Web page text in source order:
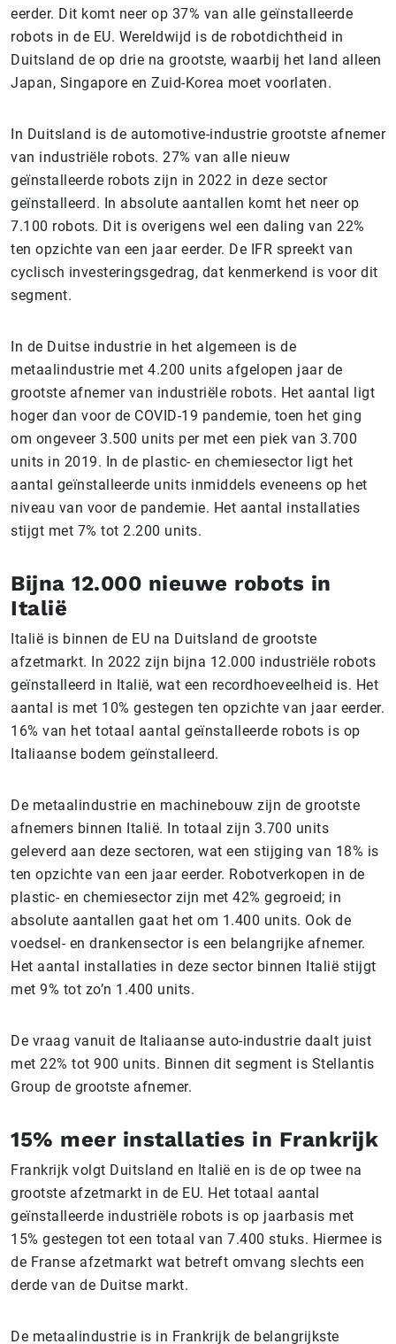
eerder. Dit komt neer op 37% van alle geïnstalleerde
robots in de EU. Wereldwijd is de robotdichtheid in
Duitsland de op drie na grootste, waarbij het land alleen
Japan, Singapore en Zuid-Korea moet voorlaten.
In Duitsland is de automotive-industrie grootste afnemer
van industriële robots. 27% van alle nieuw
geïnstalleerde robots zijn in 2022 in deze sector
geïnstalleerd. In absolute aantallen komt het neer op
7.100 robots. Dit is overigens wel een daling van 22%
ten opzichte van een jaar eerder. De IFR spreekt van
cyclisch investeringsgedrag, dat kenmerkend is voor dit
segment.
In de Duitse industrie in het algemeen is de
metaalindustrie met 4.200 units afgelopen jaar de
grootste afnemer van industriële robots. Het aantal ligt
hoger dan voor de COVID-19 pandemie, toen het ging
om ongeveer 3.500 units per met een piek van 3.700
units in 2019. In de plastic- en chemiesector ligt het
aantal geïnstalleerde units inmiddels eveneens op het
niveau van voor de pandemie. Het aantal installaties
stijgt met 7% tot 2.200 units.
Bijna 12.000 nieuwe robots in
Italië
Italië is binnen de EU na Duitsland de grootste
afzetmarkt. In 2022 zijn bijna 12.000 industriële robots
geïnstalleerd in Italië, wat een recordhoeveelheid is. Het
aantal is met 10% gestegen ten opzichte van jaar eerder.
16% van het totaal aantal geïnstalleerde robots is op
Italiaanse bodem geïnstalleerd.
De metaalindustrie en machinebouw zijn de grootste
afnemers binnen Italië. In totaal zijn 3.700 units
geleverd aan deze sectoren, wat een stijging van 18% is
ten opzichte van een jaar eerder. Robotverkopen in de
plastic- en chemiesector zijn met 42% gegroeid; in
absolute aantallen gaat het om 1.400 units. Ook de
voedsel- en drankensector is een belangrijke afnemer.
Het aantal installaties in deze sector binnen Italië stijgt
met 9% tot zo’n 1.400 units.
De vraag vanuit de Italiaanse auto-industrie daalt juist
met 22% tot 900 units. Binnen dit segment is Stellantis
Group de grootste afnemer.
15% meer installaties in Frankrijk
Frankrijk volgt Duitsland en Italië en is de op twee na
grootste afzetmarkt in de EU. Het totaal aantal
geïnstalleerde industriële robots is op jaarbasis met
15% gestegen tot een totaal van 7.400 stuks. Hiermee is
de Franse afzetmarkt wat betreft omvang slechts een
derde van de Duitse markt.
De metaalindustrie is in Frankrijk de belangrijkste